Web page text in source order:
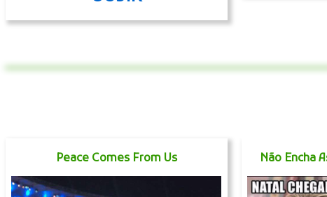
Peace Comes From Us Não Encha